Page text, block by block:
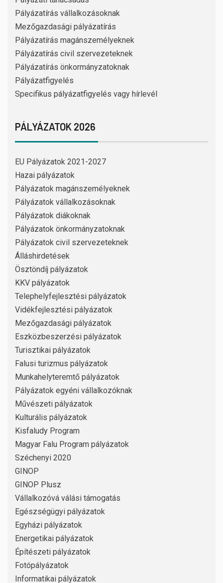
Pályázatírás vállalkozásoknak
Mezőgazdasági pályázatírás
Pályázatírás magánszemélyeknek
Pályázatírás civil szervezeteknek
Pályázatírás önkormányzatoknak
Pályázatfigyelés
Specifikus pályázatfigyelés vagy hírlevél
PÁLYÁZATOK 2026
EU Pályázatok 2021-2027
Hazai pályázatok
Pályázatok magánszemélyeknek
Pályázatok vállalkozásoknak
Pályázatok diákoknak
Pályázatok önkormányzatoknak
Pályázatok civil szervezeteknek
Álláshirdetések
Ösztöndíj pályázatok
KKV pályázatok
Telephelyfejlesztési pályázatok
Vidékfejlesztési pályázatok
Mezőgazdasági pályázatok
Eszközbeszerzési pályázatok
Turisztikai pályázatok
Falusi turizmus pályázatok
Munkahelyteremtő pályázatok
Pályázatok egyéni vállalkozóknak
Művészeti pályázatok
Kulturális pályázatok
Kisfaludy Program
Magyar Falu Program pályázatok
Széchenyi 2020
GINOP
GINOP Plusz
Vállalkozóvá válási támogatás
Egészségügyi pályázatok
Egyházi pályázatok
Energetikai pályázatok
Építészeti pályázatok
Fotópályázatok
Informatikai pályázatok